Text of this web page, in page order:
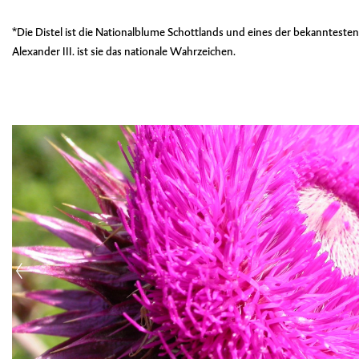
*Die Distel ist die Nationalblume Schottlands und eines der
Alexander III. ist sie das nationale Wahrzeichen.